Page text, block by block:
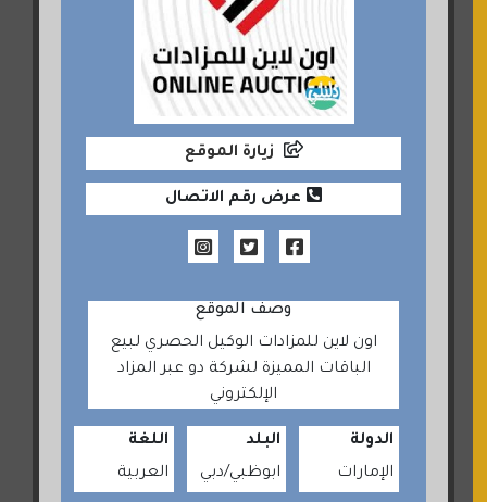
زيارة الموقع
عرض رقم الاتصال
وصف الموقع
اون لاين للمزادات الوكيل الحصري لبيع
الباقات المميزة لشركة دو عبر المزاد
الإلكتروني
الدولة
الإمارات
البلد
ابوظبي دبي
اللغة
العربية